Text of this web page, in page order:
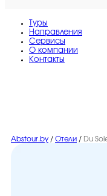
Туры
Направления
Сервисы
O компании
Контакты
Abstour.by / Отели / Du